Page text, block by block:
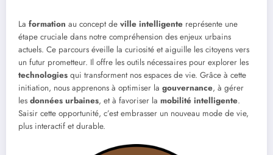
La formation au concept de ville intelligente représente une
étape cruciale dans notre compréhension des enjeux urbains
actuels. Ce parcours éveille la curiosité et aiguille les citoyens vers
un futur prometteur. Il offre les outils nécessaires pour explorer les
technologies qui transforment nos espaces de vie. Grâce à cette
initiation, nous apprenons à optimiser la gouvernance, à gérer
les données urbaines, et à favoriser la mobilité intelligente.
Saisir cette opportunité, c’est embrasser un nouveau mode de vie,
plus interactif et durable.